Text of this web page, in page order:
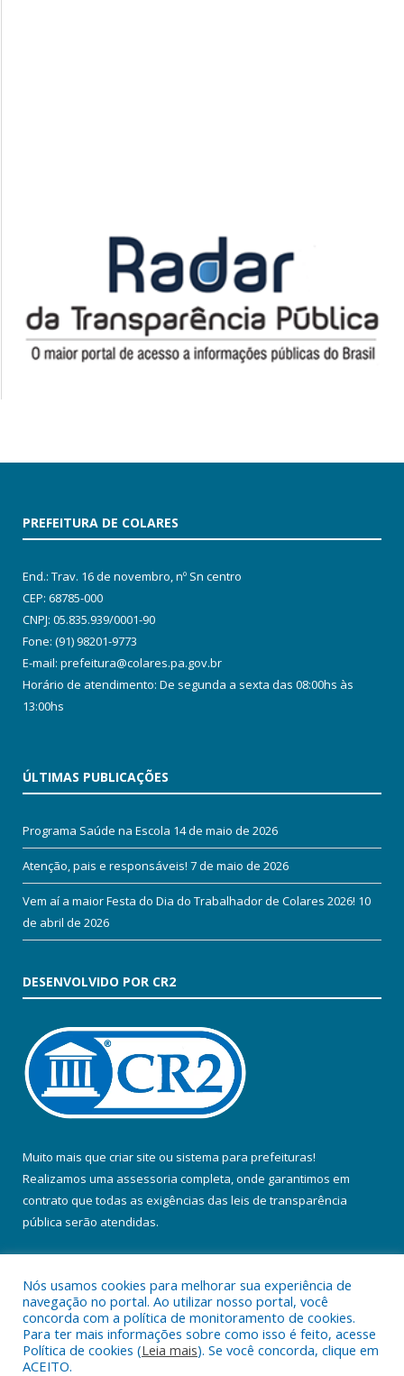
PREFEITURA DE COLARES
End.: Trav. 16 de novembro, nº Sn centro
CEP: 68785-000
CNPJ: 05.835.939/0001-90
Fone: (91) 98201-9773
E-mail: prefeitura@colares.pa.gov.br
Horário de atendimento: De segunda a sexta das 08:00hs às
13:00hs
ÚLTIMAS PUBLICAÇÕES
Programa Saúde na Escola 14 de maio de 2026
Atenção, pais e responsáveis! 7 de maio de 2026
Vem aí a maior Festa do Dia do Trabalhador de Colares 2026! 10
de abril de 2026
DESENVOLVIDO POR CR2
Muito mais que criar site ou sistema para prefeituras!
Realizamos uma assessoria completa, onde garantimos em
contrato que todas as exigências das leis de transparência
pública serão atendidas.
Todos os direitos reservados a Prefeitura Municipal de Colares.
Nós usamos cookies para melhorar sua experiência de
navegação no portal. Ao utilizar nosso portal, você
concorda com a política de monitoramento de cookies.
Para ter mais informações sobre como isso é feito, acesse
Política de cookies (Leia mais). Se você concorda, clique em
ACEITO.